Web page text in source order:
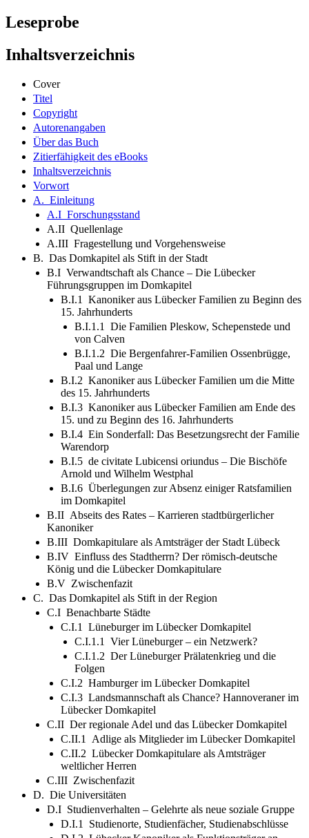
Leseprobe
Inhaltsverzeichnis
Cover
Titel
Copyright
Autorenangaben
Über das Buch
Zitierfähigkeit des eBooks
Inhaltsverzeichnis
Vorwort
A. Einleitung
A.I Forschungsstand
A.II Quellenlage
A.III Fragestellung und Vorgehensweise
B. Das Domkapitel als Stift in der Stadt
B.I Verwandtschaft als Chance – Die Lübecker
Führungsgruppen im Domkapitel
B.I.1 Kanoniker aus Lübecker Familien zu Beginn des
15. Jahrhunderts
B.I.1.1 Die Familien Pleskow, Schepenstede und
von Calven
B.I.1.2 Die Bergenfahrer-Familien Ossenbrügge,
Paal und Lange
B.I.2 Kanoniker aus Lübecker Familien um die Mitte
des 15. Jahrhunderts
B.I.3 Kanoniker aus Lübecker Familien am Ende des
15. und zu Beginn des 16. Jahrhunderts
B.I.4 Ein Sonderfall: Das Besetzungsrecht der Familie
Warendorp
B.I.5 de civitate Lubicensi oriundus – Die Bischöfe
Arnold und Wilhelm Westphal
B.I.6 Überlegungen zur Absenz einiger Ratsfamilien
im Domkapitel
B.II Abseits des Rates – Karrieren stadtbürgerlicher
Kanoniker
B.III Domkapitulare als Amtsträger der Stadt Lübeck
B.IV Einfluss des Stadtherrn? Der römisch-deutsche
König und die Lübecker Domkapitulare
B.V Zwischenfazit
C. Das Domkapitel als Stift in der Region
C.I Benachbarte Städte
C.I.1 Lüneburger im Lübecker Domkapitel
C.I.1.1 Vier Lüneburger – ein Netzwerk?
C.I.1.2 Der Lüneburger Prälatenkrieg und die
Folgen
C.I.2 Hamburger im Lübecker Domkapitel
C.I.3 Landsmannschaft als Chance? Hannoveraner im
Lübecker Domkapitel
C.II Der regionale Adel und das Lübecker Domkapitel
C.II.1 Adlige als Mitglieder im Lübecker Domkapitel
C.II.2 Lübecker Domkapitulare als Amtsträger
weltlicher Herren
C.III Zwischenfazit
D. Die Universitäten
D.I Studienverhalten – Gelehrte als neue soziale Gruppe
D.I.1 Studienorte, Studienfächer, Studienabschlüsse